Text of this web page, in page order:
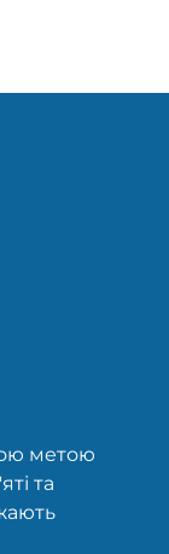
метою
та